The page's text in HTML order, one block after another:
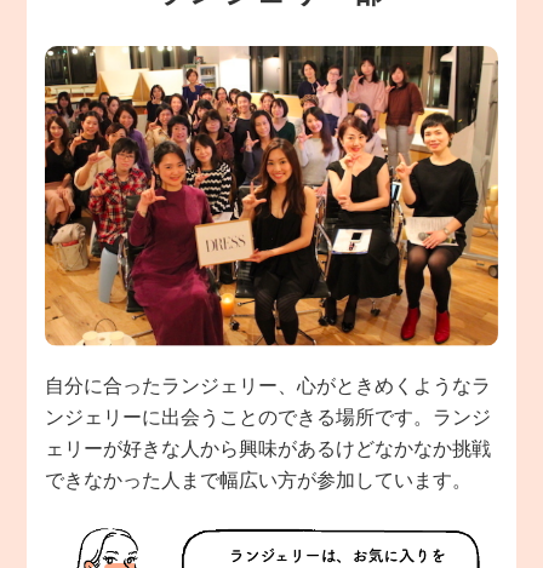
自分に合ったランジェリー、心がときめくようなラ
ンジェリーに出会うことのできる場所です。ランジ
ェリーが好きな人から興味があるけどなかなか挑戦
できなかった人まで幅広い方が参加しています。